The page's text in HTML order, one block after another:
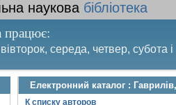
наукова бібліотека
працює:
середа, четвер, субота
– п’ятниця. Останній четвер
Електронний каталог :
К списку авторов